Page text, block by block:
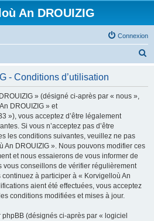
An DROUIZIG
Connexion
- Conditions d’utilisation
» (désigné ci-après par « nous »,
DROUIZIG » et
»), vous acceptez d’être légalement
Si vous n’acceptez pas d’être
les conditions suivantes, veuillez ne pas
An DROUIZIG ». Nous pouvons modifier ces
et nous essaierons de vous informer de
vous conseillons de vérifier régulièrement
à participer à « Korvigelloù An
aient été effectuées, vous acceptez
conditions modifiées et mises à jour.
(désignés ci-après par « logiciel